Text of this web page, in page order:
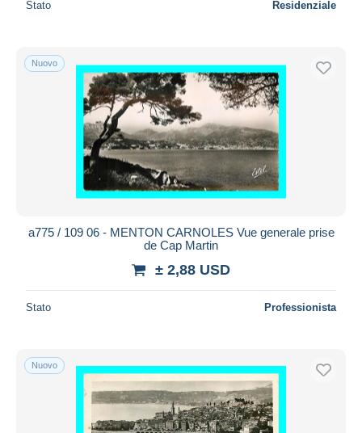
Stato Residenziale
Nuovo
a775 / 109 06 - MENTON CARNOLES Vue generale prise
de Cap Martin
± 2,88 USD
Stato Professionista
Nuovo